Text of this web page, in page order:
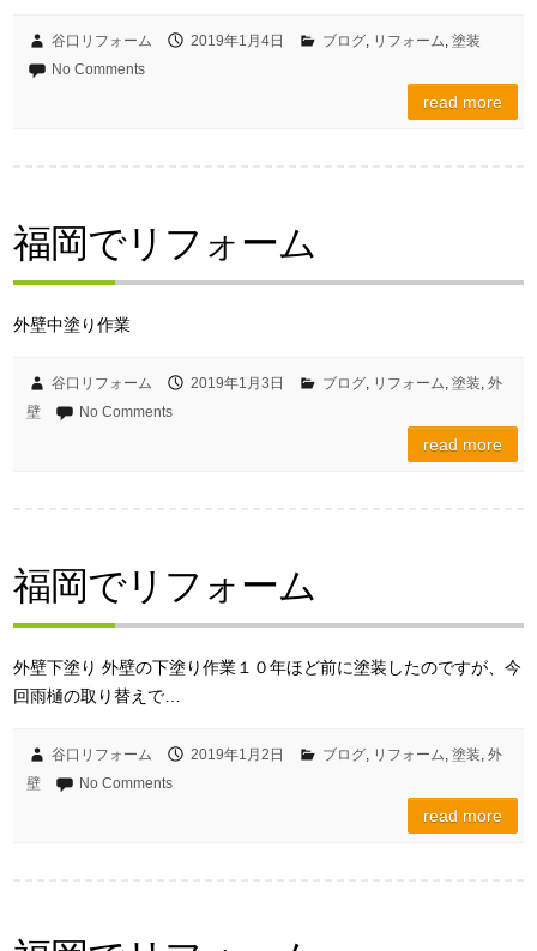
谷口リフォーム 2019年1月4日 ブログ, リフォーム 塗装
No Comments
read more
福岡でリフォーム
外壁中塗り作業
谷口リフォーム 2019年1月3日 ブログ, リフォーム, 塗装, 外
壁
No Comments
read more
福岡でリフォーム
外壁下塗り 外壁の下塗り作業１０年ほど前に塗装したのですが、今
回雨樋の取り替えで…
谷口リフォーム 2019年1月2日 ブログ, リフォーム, 塗装, 外
壁
No Comments
read more